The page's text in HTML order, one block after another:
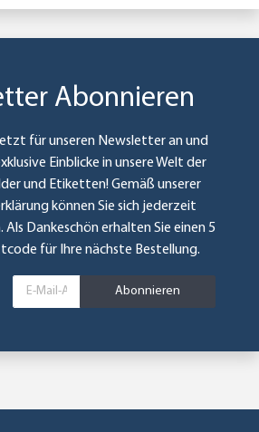
Abonnieren
für unseren Newsletter an und
Einblicke in unsere Welt der
und Etiketten! Gemäß unserer
können Sie sich jederzeit
Dankeschön erhalten Sie einen 5
für Ihre nächste Bestellung.
Abonnieren